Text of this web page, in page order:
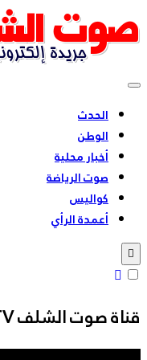
Skip
to
content
بشعار للحقيقة عنوان
الحدث
الوطن
أخبار محلية
صوت الرياضة
كواليس
أعمدة الرأي
قناة صوت الشلف TV